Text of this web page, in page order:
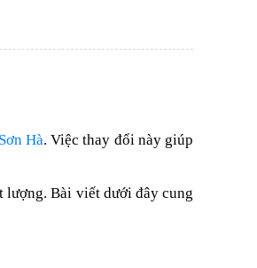
Hà. Việc thay đổi này giúp
lượng. Bài viết dưới đây cung